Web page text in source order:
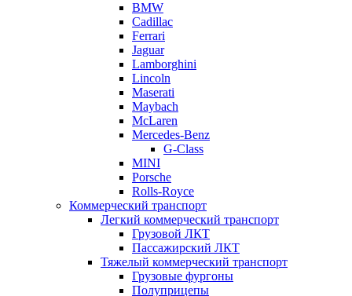
BMW
Cadillac
Ferrari
Jaguar
Lamborghini
Lincoln
Maserati
Maybach
McLaren
Mercedes-Benz
G-Class
MINI
Porsche
Rolls-Royce
Коммерческий транспорт
Легкий коммерческий транспорт
Грузовой ЛКТ
Пассажирский ЛКТ
Тяжелый коммерческий транспорт
Грузовые фургоны
Полуприцепы